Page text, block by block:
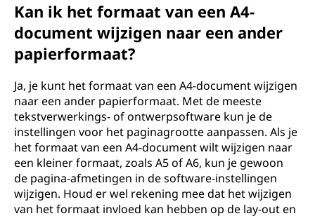
Kan ik het formaat van een A4-
document wijzigen naar een ander
papierformaat?
Ja, je kunt het formaat van een A4-document wijzigen
naar een ander papierformaat. Met de meeste
tekstverwerkings- of ontwerpsoftware kun je de
instellingen voor het paginagrootte aanpassen. Als je
het formaat van een A4-document wilt wijzigen naar
een kleiner formaat, zoals A5 of A6, kun je gewoon
de pagina-afmetingen in de software-instellingen
wijzigen. Houd er wel rekening mee dat het wijzigen
van het formaat invloed kan hebben op de lay-out en